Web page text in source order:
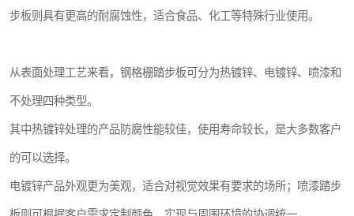
步板则具有更高的耐腐蚀性，适合食品、化工等特殊行业使用。
从表面处理工艺来看，钢格栅踏步板可分为热镀锌、电镀锌、喷漆和
不处理四种类型。
其中热镀锌处理的产品防腐性能较佳，使用寿命较长，是大多数客户
的可以选择。
电镀锌产品外观更为美观，适合对视觉效果有要求的场所；喷漆踏步